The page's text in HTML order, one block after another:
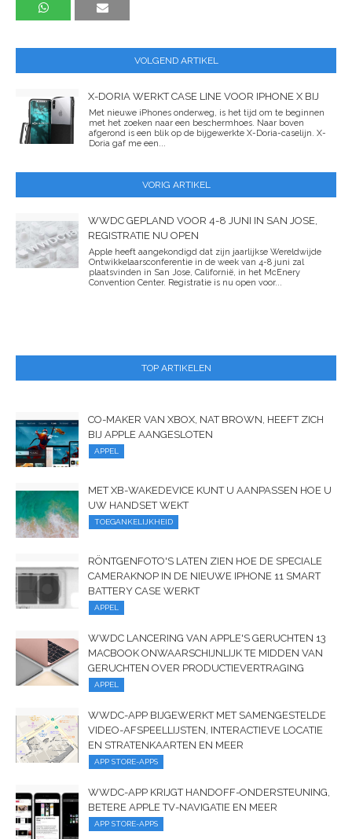
VOLGEND ARTIKEL
X-DORIA WERKT CASE LINE VOOR IPHONE X BIJ
Met nieuwe iPhones onderweg, is het tijd om te beginnen
met het zoeken naar een beschermhoes. Naar boven
afgerond is een blik op de bijgewerkte X-Doria-caselijn. X-
Doria gaf me een...
VORIG ARTIKEL
WWDC GEPLAND VOOR 4-8 JUNI IN SAN JOSE,
REGISTRATIE NU OPEN
Apple heeft aangekondigd dat zijn jaarlijkse Wereldwijde
Ontwikkelaarsconferentie in de week van 4-8 juni zal
plaatsvinden in San Jose, Californië, in het McEnery
Convention Center. Registratie is nu open voor...
TOP ARTIKELEN
CO-MAKER VAN XBOX, NAT BROWN, HEEFT ZICH
BIJ APPLE AANGESLOTEN
APPEL
MET XB-WAKEDEVICE KUNT U AANPASSEN HOE U
UW HANDSET WEKT
TOEGANKELIJKHEID
RÖNTGENFOTO'S LATEN ZIEN HOE DE SPECIALE
CAMERAKNOP IN DE NIEUWE IPHONE 11 SMART
BATTERY CASE WERKT
APPEL
WWDC LANCERING VAN APPLE'S GERUCHTEN 13
MACBOOK ONWAARSCHIJNLIJK TE MIDDEN VAN
GERUCHTEN OVER PRODUCTIEVERTRAGING
APPEL
WWDC-APP BIJGEWERKT MET SAMENGESTELDE
VIDEO-AFSPEELLIJSTEN, INTERACTIEVE LOCATIE
EN STRATENKAARTEN EN MEER
APP STORE-APPS
WWDC-APP KRIJGT HANDOFF-ONDERSTEUNING,
BETERE APPLE TV-NAVIGATIE EN MEER
APP STORE-APPS